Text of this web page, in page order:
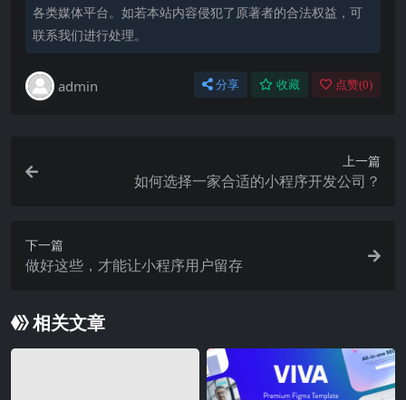
各类媒体平台。如若本站内容侵犯了原著者的合法权益，可
联系我们进行处理。
admin 分享 收藏 点赞(0)
上一篇
如何选择一家合适的小程序开发公司？
下一篇
做好这些，才能让小程序用户留存
相关文章